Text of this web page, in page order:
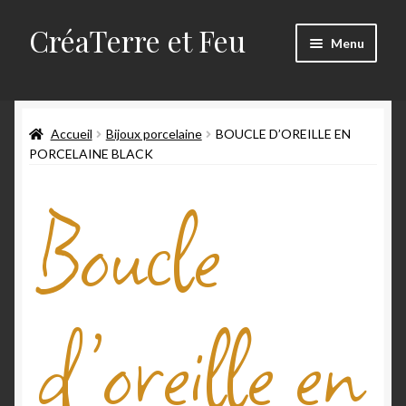
CréaTerre et Feu Menu
Blog
Mon compte
Mon travail
Qui suis-je
Accueil Bijoux porcelaine
BOUCLE D’OREILLE EN
PORCELAINE BLACK
Boucle
d’oreille en